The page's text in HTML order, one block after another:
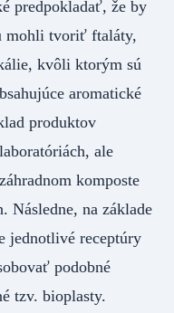
predpokladať, že by
mohli tvoriť ftaláty,
kvôli ktorým sú
aromatické
produktov
ale
komposte
Následne, na základe
jednotlivé receptúry
podobné
tzv. bioplasty.